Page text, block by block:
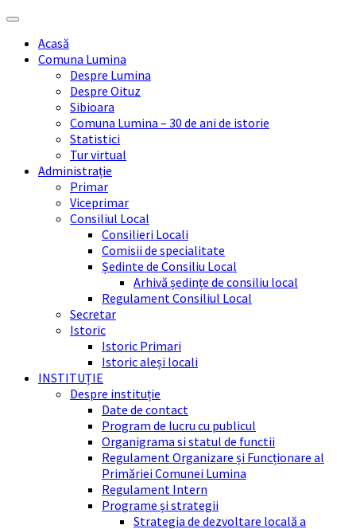
Skip
content
Skip
sidebar
Skip
right
sidebar
Skip
footerAcasă
Comuna Lumina
Despre Lumina
Despre Oituz
Sibioara
Comuna Lumina – 30 de ani de istorie
Statistici
Tur virtual
Administrație
Primar
Viceprimar
Consiliul Local
Consilieri Locali
Comisii de specialitate
Ședinte de Consiliu Local
Arhivă ședințe de consiliu local
Regulament Consiliul Local
Secretar
Istoric
Istoric Primari
Istoric aleși locali
INSTITUȚIE
Despre instituție
Date de contact
Program de lucru cu publicul
Organigrama si statul de functii
Regulament Organizare și Funcționare al
Primăriei Comunei Lumina
Regulament Intern
Programe și strategii
Strategia de dezvoltare locală a